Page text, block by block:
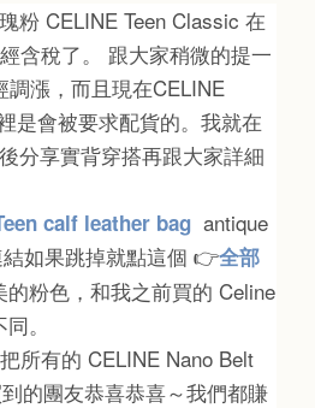
粉 CELINE Teen Classic 在
含稅了。 跟大家稍微的提一
調漲，而且現在CELINE
是會被要求配貨的。我就在
分享實背穿搭再跟大家詳細
calf leather bag antique
結如果跳掉就點這個 👉全部
的粉色，和我之前買的 Celine
。
所有的 CELINE Nano Belt
的團友恭喜恭喜～我們都賺